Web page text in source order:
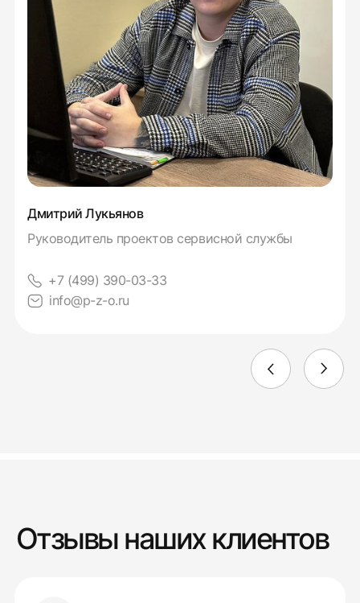
Дмитрий Лукьянов
Руководитель проектов сервисной службы
+7 (499) 390-03-33
info@p-z-o.ru
Отзывы наших клиентов